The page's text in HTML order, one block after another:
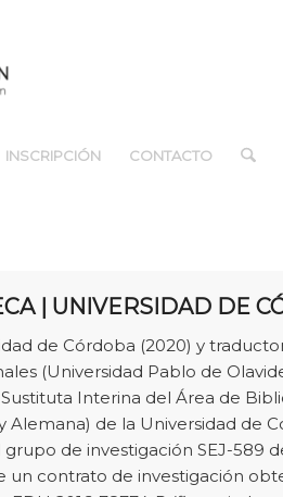
INSCRIPCIÓN CONTACTO
| UNIVERSIDAD DE
de Córdoba (2020) y
(Universidad Pablo de
Sustituta Interina del Área de
de la Universidad de
de investigación SEJ-589
un contrato de investigación